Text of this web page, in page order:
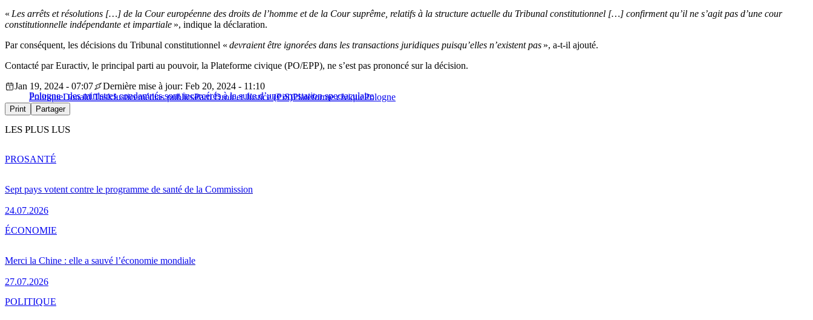
« Les arrêts et résolutions […] de la Cour européenne des droits de l’homme et de la Cour suprême, relatifs à la structure actuelle du Tribunal constitutionnel […] confirment qu’il ne s’agit pas d’une cour
constitutionnelle indépendante et impartiale », indique la déclaration.
Par conséquent, les décisions du Tribunal constitutionnel « devraient être ignorées dans les transactions juridiques puisqu’elles n’existent pas », a-t-il ajouté.
Contacté par Euractiv, le principal parti au pouvoir, la Plateforme civique (PO/EPP), ne s’est pas prononcé sur la décision.
Pologne : des ministres condamnés sont incarcérés à la suite d’une arrestation spectaculaire
Jan 19, 2024 - 07:07
Dernière mise à jour: Feb 20, 2024 - 11:10
PolitiqueDonald TuskJusticemédias publicsParti Droit et Justice (PiS)Plateforme civiquePologne
Print Partager
LES PLUS LUS
Sept pays votent contre le programme de santé de la Commission
24.07.2026
PROSANTÉ
Merci la Chine : elle a sauvé l’économie mondiale
27.07.2026
ÉCONOMIE
POLITIQUE